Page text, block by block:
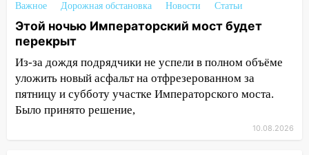
10:51
В Ульяновской области
перехвачены четыре беспилотника
10:15
«Калину» в Новом городе
10:11 Во время атаки беспилотников в
Нижнекамске погибли люди: в
Важное Дорожная обстановка Новости Статьи
Этой ночью Императорский мост будет
перекрыт
Из-за дождя подрядчики не успели в полном объёме
уложить новый асфальт на отфрезерованном за
пятницу и субботу участке Императорского моста.
Было принято решение,
10.08.2026